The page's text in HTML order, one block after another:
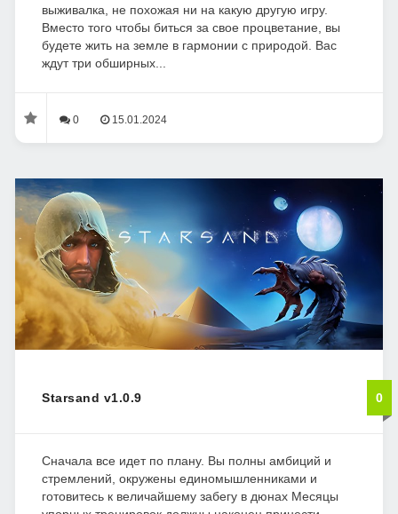
выживалка, не похожая ни на какую другую игру.
Вместо того чтобы биться за свое процветание, вы
будете жить на земле в гармонии с природой. Вас
ждут три обширных...
0 15.01.2024
Starsand v1.0.9 0
Сначала все идет по плану. Вы полны амбиций и
стремлений, окружены единомышленниками и
готовитесь к величайшему забегу в дюнах Месяцы